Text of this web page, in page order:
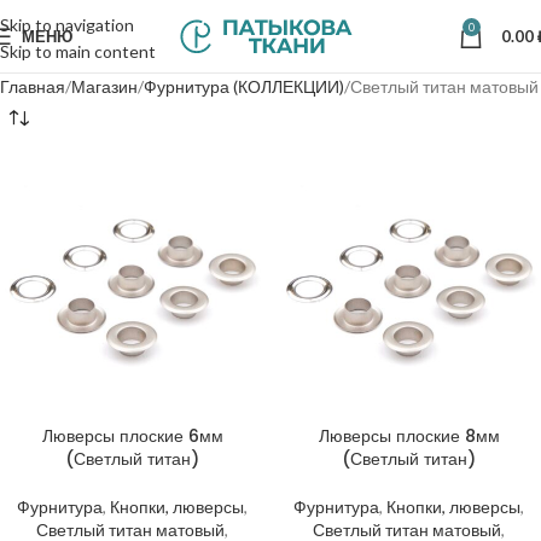
Skip to navigation
Skip to main content
МЕНЮ 0 0.00
Главная Магазин Фурнитура (КОЛЛЕКЦИИ) Светлый титан матовый
Люверсы плоские 6мм
(Светлый титан)
Фурнитура, Кнопки, люверсы,
Светлый титан матовый,
Люверсы плоские 8мм
(Светлый титан)
Фурнитура, Кнопки, люверсы,
Светлый титан матовый,